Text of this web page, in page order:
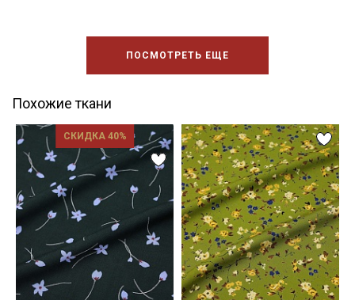
ПОСМОТРЕТЬ ЕЩЕ
Похожие ткани
СКИДКА 40%